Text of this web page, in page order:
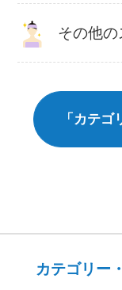
その他
「カテ
カテゴリー